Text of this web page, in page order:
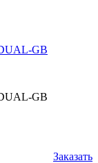
GB
GB
Заказать